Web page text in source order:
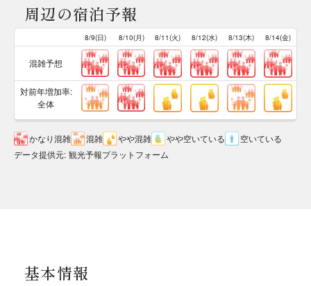
周辺の宿泊予報
8/9(日) 8/10(月) 8/11(火) 8/12(水) 8/13(木) 8/14(金)
混雑予想
対前年増加率:
全体
かなり混雑 混雑 やや混雑 やや空いている
空いている
データ提供元: 観光予報プラットフォーム
基本情報